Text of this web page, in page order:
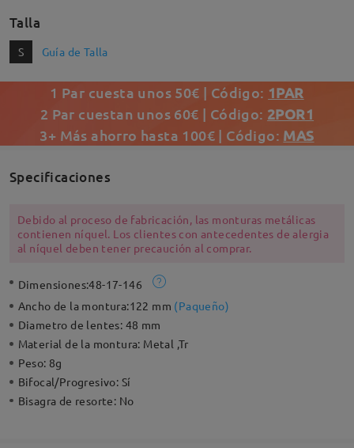
Talla
S Guía de Talla
1 Par cuesta unos 50€ | Código: 1PAR
2 Par cuestan unos 60€ | Código: 2POR1
3+ Más ahorro hasta 100€ | Código: MAS
Specificaciones
Debido al proceso de fabricación, las monturas metálicas
contienen níquel. Los clientes con antecedentes de alergia
al níquel deben tener precaución al comprar.
Dimensiones:48-17-146
Ancho de la montura:122 mm (Paqueño)
Diametro de lentes: 48 mm
Material de la montura: Metal ,Tr
Peso: 8g
Bifocal/Progresivo: Sí
Bisagra de resorte: No